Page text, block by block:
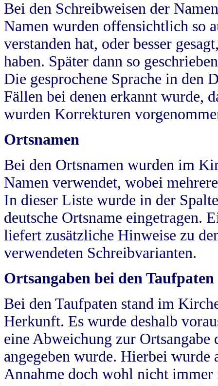
Bei den Schreibweisen der
Namen wurden offensichtlich so
verstanden hat, oder besser
haben. Später dann so
Die gesprochene Sprache in
Fällen bei denen erkannt wurde,
wurden Korrekturen
Ortsnamen
Bei den Ortsnamen wurden im
Namen verwendet, wobei
In dieser Liste wurde in der
deutsche Ortsname eingetragen.
liefert zusätzliche Hinweise zu
verwendeten Schreibvarianten.
Ortsangaben bei den Taufpaten
Bei den Taufpaten stand im
Herkunft. Es wurde deshalb
eine Abweichung zur
angegeben wurde. Hierbei wurde
Annahme doch wohl nicht